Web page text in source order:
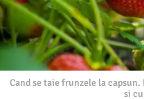
Cand se taie frunzele la
si